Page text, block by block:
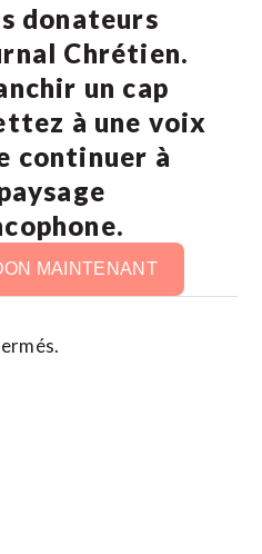
donateurs
Chrétien.
un cap
à une voix
continuer à
MAINTENANT